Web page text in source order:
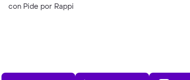
con Pide por Rappi
App Store Play Store